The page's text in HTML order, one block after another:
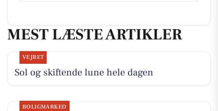
MEST LÆSTE ARTIKLER
VEJRET
Sol og skiftende lune hele dagen
BOLIGMARKED